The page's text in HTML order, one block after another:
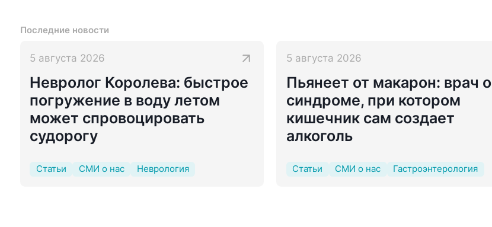
Последние новости
5 августа 2026
Невролог Королева: быстрое
погружение в воду летом
может спровоцировать
судорогу
Статьи СМИ о нас Неврология
5 августа 2026
Пьянеет от макарон: врач о
синдроме, при котором
кишечник сам создает
алкоголь
Статьи СМИ о нас Гастроэнтерология